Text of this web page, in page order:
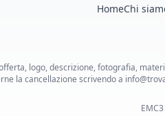
HomeChi
logo, descrizione, fotografia,
la cancellazione scrivendo a